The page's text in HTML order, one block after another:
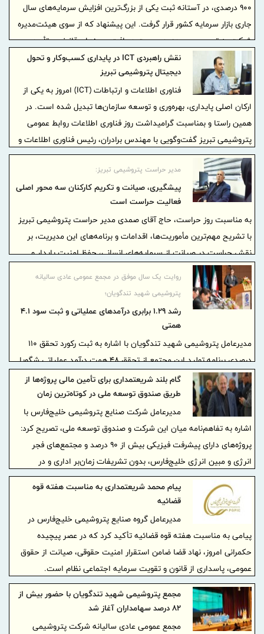
۹۰۰ درصدی، در آستانه ثبت یکی از بزرگ‌ترین افزایش سرمایه‌های سال
جاری بازار سرمایه کشور قرار گرفت. این پیشنهاد که از سوی هیئت‌مدیره
شرکت به تصویب رسیده، در صورت دریافت مجوزهای قانونی و تأیید
سهامداران، سرمایه شرکت را از ۲۴۰ میلیارد تومان به ۲ هزار و ۴۰۰ میلیارد
تومان افزایش خواهد داد.
نقش راهبردی ICT در پایداری کسب‌وکار و تحول
دیجیتال پتروشیمی تبریز
فناوری اطلاعات و ارتباطات (ICT) امروز به یکی از
ارکان اصلی پایداری، بهره‌وری و توسعه سازمان‌ها تبدیل شده است. در
همین راستا و بمناسبت گرامیداشت روز فناوری اطلاعات روابط عمومی
پتروشیمی تبریز گفت‌وگویی با مهندس برادران، رئیس فناوری اطلاعات و
ارتباطات شرکت، انجام داده است که در ادامه می‌خوانید
مدیر حراست پتروشیمی تبریز:
پیشگیری، صیانت و تکریم کارکنان سه محور اصلی
فعالیت حراست است
به مناسبت روز حراست، حاج آقای صمدی مدیر حراست پتروشیمی تبریز
با تشریح مهم‌ترین مأموریت‌ها، اقدامات و برنامه‌های این مدیریت، بر
نقش حراست در صیانت از سرمایه‌های انسانی، حفظ امنیت پایدار و
ارتقای آرامش سازمانی تأکید کرد.روایت یک سال موفق در مجمع عمومی عادی سالیانه
پتروشیمی شهید تندگویان؛
رشد ۱.۲۹ برابری درآمدهای عملیاتی و ثبت سود ۴.۱
همتی
مدیرعامل پتروشیمی شهید تندگویان با اشاره به ثبت رکورد تحقق ۱۱۰
درصدی برنامه تولید این مجتمع از تحقق ۴۸ همت درآمد عملیاتی شگویا
در سال مالی منتهی به ۲۹ اسفند ۱۴۰۴ خبر داد.گام بلند شریعتمداری برای تأمین مالی پروژه‌ها از
طریق صندوق توسعه ملی در کوتاه‌ترین زمان
مدیرعامل شرکت صنایع پتروشیمی خلیج‌فارس با
اشاره به تفاهم‌نامه میان این شرکت و صندوق توسعه ملی، تصریح کرد:
پروژه‌های دارای پیشرفت فیزیکی بیش از ۹۰ درصد و مجتمع‌های فجر
انرژی و مبین انرژی خلیج‌فارس، بدون تشریفات زمان‌بر اداری و در
کوتاه‌ترین زمان ممکن مورد حمایت مالی قرار می‌گیرند.
پیام محمد شریعتمداری به مناسبت هفته قوه
قضائیه
مدیرعامل گروه صنایع پتروشیمی خلیج‌فارس در
پیامی به مناسبت هفته قوه قضائیه تأکید کرد که در عصر پیچیده
حکمرانی امروز، نهاد قضا ضامن استقرار امنیت حقوقی، صیانت از حقوق
عمومی، پاسداری از قانون و تقویت سرمایه اجتماعی نظام است.
مجمع پتروشیمی شهید تندگویان با حضور بیش از
۸۲ درصد سهامداران آغاز شد
مجمع عمومی عادی سالیانه شرکت پتروشیمی